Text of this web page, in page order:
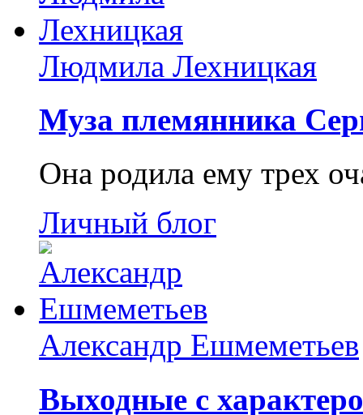
Людмила Лехницкая
Муза племянника
Она родила ему трех
Личный блог
Александр Ешмеметьев
Выходные с